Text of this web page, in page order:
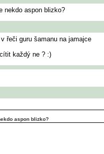
nekdo aspon blizko?
řeči guru šamanu na jamajce
každý ne ? :)
aspon blizko?